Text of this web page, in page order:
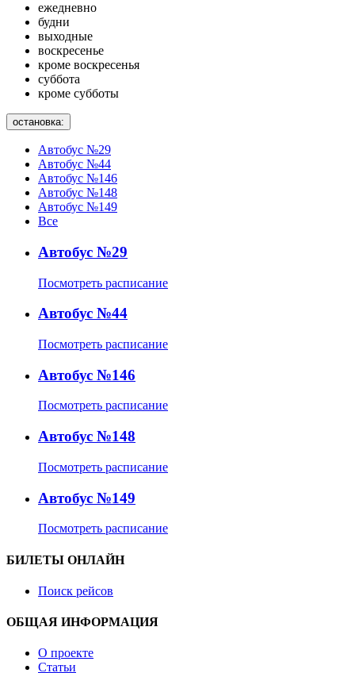
ежедневно
будни
выходные
воскресенье
кроме воскресенья
суббота
кроме субботы
остановка:
Автобус №29
Автобус №44
Автобус №146
Автобус №148
Автобус №149
Все
Автобус №29
Посмотреть расписание
Автобус №44
Посмотреть расписание
Автобус №146
Посмотреть расписание
Автобус №148
Посмотреть расписание
Автобус №149
Посмотреть расписание
БИЛЕТЫ ОНЛАЙН
Поиск рейсов
ОБЩАЯ ИНФОРМАЦИЯ
О проекте
Статьи